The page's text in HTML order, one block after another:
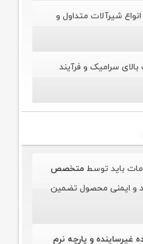
شیرآلات متداول و
سرامیک و فرآیند
باید توسط متخصص
و ایمنی محصول تضمین
غیرساینده و پارچه نرم